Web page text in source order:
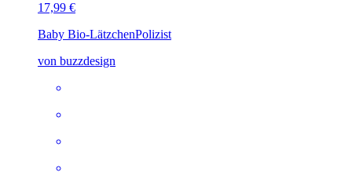
17,99 €
Baby Bio-LätzchenPolizist
von buzzdesign